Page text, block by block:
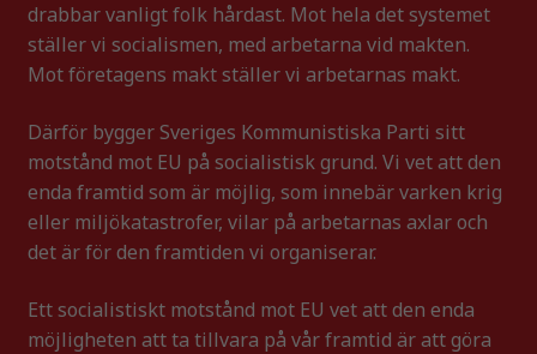
drabbar vanligt folk hårdast. Mot hela det systemet
ställer vi socialismen, med arbetarna vid makten.
Mot företagens makt ställer vi arbetarnas makt.
Därför bygger Sveriges Kommunistiska Parti sitt
motstånd mot EU på socialistisk grund. Vi vet att den
enda framtid som är möjlig, som innebär varken krig
eller miljökatastrofer, vilar på arbetarnas axlar och
det är för den framtiden vi organiserar.
Ett socialistiskt motstånd mot EU vet att den enda
möjligheten att ta tillvara på vår framtid är att göra